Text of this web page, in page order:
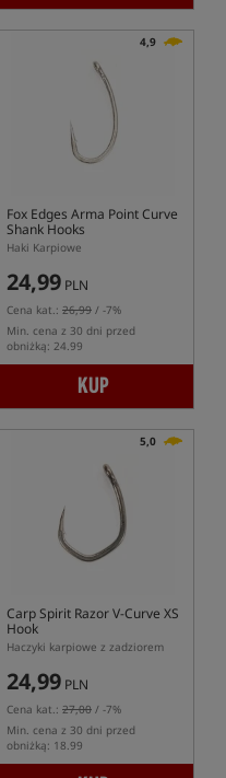
4,9
Fox Edges Arma Point Curve
Shank Hooks
Haki Karpiowe
24,99 PLN
Cena kat.: 26,99 / -7%
Min. cena z 30 dni przed
obniżką: 24.99
KUP
5,0
Carp Spirit Razor V-Curve XS
Hook
Haczyki karpiowe z zadziorem
24,99 PLN
Cena kat.: 27,00 / -7%
Min. cena z 30 dni przed
obniżką: 18.99